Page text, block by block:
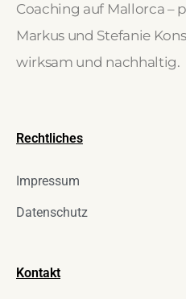
Coaching auf Mallorca –
Markus und Stefanie
wirksam und nachhaltig.
Rechtliches
Impressum
Datenschutz
Kontakt